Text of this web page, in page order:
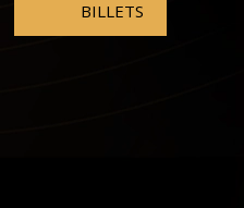
BILLETS